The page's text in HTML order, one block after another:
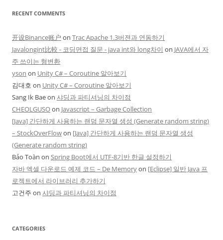
RECENT COMMENTS
开设Binance账户 on Trac Apache 1.3버젼과 연동하기
Javalongint比較 - 코딩면접 질문 - java int와 long차이 on JAVA에서 자
주 쓰이는 형변환
yson on Unity C# – Coroutine 알아보기
김대호 on Unity C# – Coroutine 알아보기
Sang Ik Baeon 샤딩과 파티셔닝의 차이점
CHEOLGUSOon Javascript – Garbage Collection
[Java] 간단하게 사용하는 랜덤 문자열 생성 (Generate random string)
– StockOverFlowon [Java] 간단하게 사용하는 랜덤 문자열 생성
(Generate random string)
Bảo Toàn on Spring Boot에서 UTF-8기반 한글 설정하기
자바 엑셀 다운로드 예제 코드 – De Memoryon [Eclipse] 일반 Java 프
로젝트에서 라이브러리 추가하기
고건주 on 샤딩과 파티셔닝의 차이점
CATEGORIES